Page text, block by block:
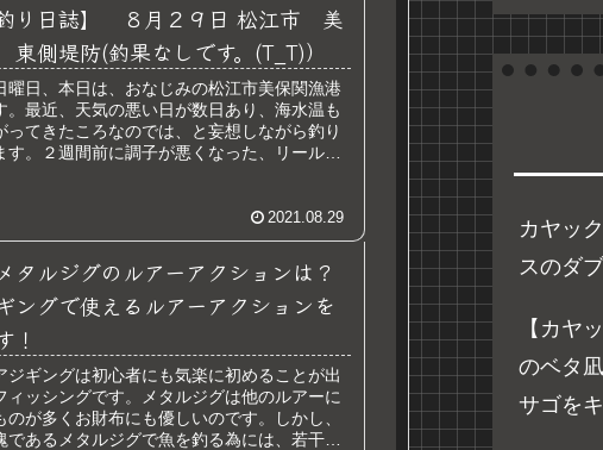
り日誌】 ８月２９日 松江市 美
側堤防(釣果なしです。(T_T)）
曜日、本日は、おなじみの松江市美保関漁港
。最近、天気の悪い日が数日あり、海水温も
ってきたころなのでは、と妄想しながら釣り
す。２週間前に調子が悪くなった、リール
2021.08.29
タルジグのルアーアクションは？
ングで使えるルアーアクションを
！
ジギングは初心者にも気楽に初めることが出
ィッシングです。メタルジグは他のルアーに
のが多くお財布にも優しいのです。しかし、
であるメタルジグで魚を釣る為には、若干の
カヤッ
スのダ
【カヤ
のベタ
サゴを